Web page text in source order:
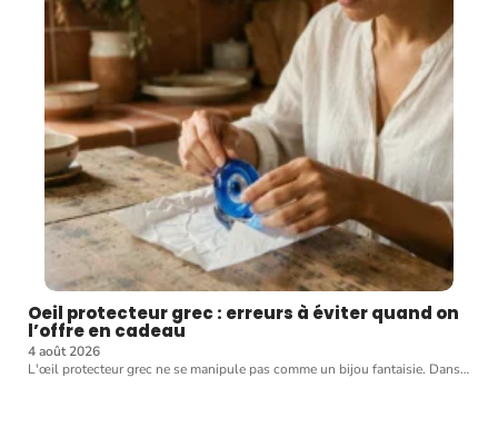
Oeil protecteur grec : erreurs à éviter quand on
l’offre en cadeau
4 août 2026
L'œil protecteur grec ne se manipule pas comme un bijou fantaisie. Dans…